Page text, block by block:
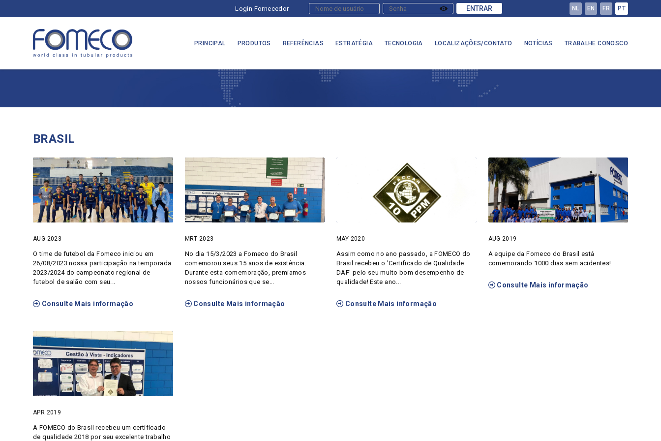
Login Fornecedor ENTRAR NL EN FR PT
PRINCIPAL PRODUTOS REFERÊNCIAS ESTRATÉGIA TECNOLOGIA LOCALIZAÇÕES/CONTATO NOTÍCIAS TRABALHE CONOSCO
BRASIL
AUG 2023
O time de futebol da Fomeco iniciou em
26/08/2023 nossa participação na temporada
2023/2024 do campeonato regional de
futebol de salão com seu...
Consulte Mais informação
MRT 2023
No dia 15/3/2023 a Fomeco do Brasil
comemorou seus 15 anos de existência.
Durante esta comemoração, premiamos
nossos funcionários que se...
Consulte Mais informação
MAY 2020
Assim como no ano passado, a FOMECO do
Brasil recebeu o 'Certificado de Qualidade
DAF' pelo seu muito bom desempenho de
qualidade! Este ano...
Consulte Mais informação
AUG 2019
A equipe da Fomeco do Brasil está
comemorando 1000 dias sem acidentes!
Consulte Mais informação
APR 2019
A FOMECO do Brasil recebeu um certificado
de qualidade 2018 por seu excelente trabalho